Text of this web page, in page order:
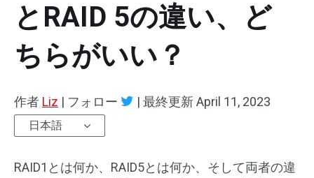
とRAID 5の違い、ど
ちらがいい？
作者 Liz | フォロー | 最終更新April 11, 2023
日本語
RAID1とは何か、RAID5とは何か、そして両者の違